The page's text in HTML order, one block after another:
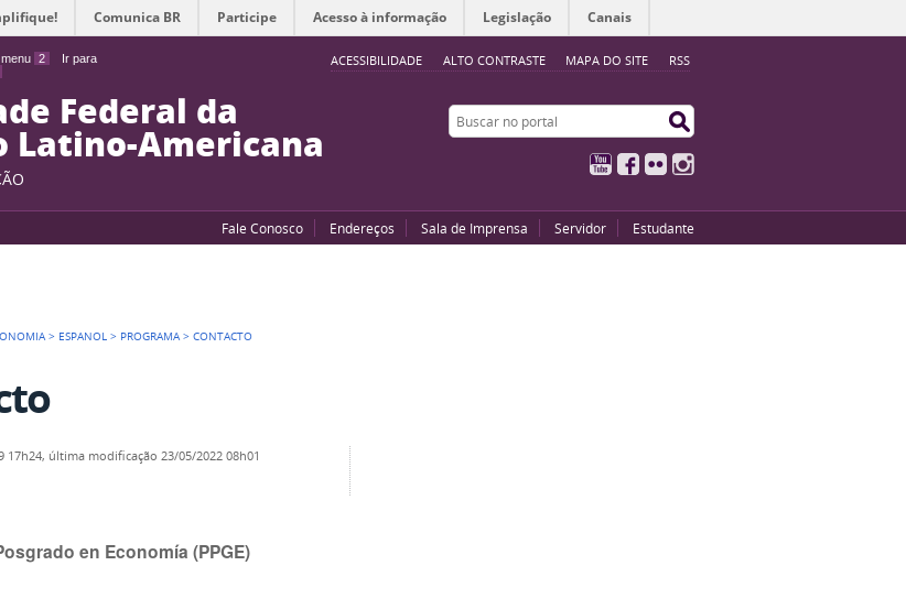
2
Ir para
ACESSIBILIDADE ALTO CONTRASTE MAPA DO SITE RSS
Comunica BR Participe Acesso à informação Legislação Canais
Federal da
Latino-Americana
Buscar no portal
YouTubeFacebook
Flickr
Fale Conosco Endereços Sala de Imprensa Servidor Estudante
> ESPANOL > PROGRAMA >CONTACTO
17h24, última modificação 23/05/2022 08h01
en Economía (PPGE)